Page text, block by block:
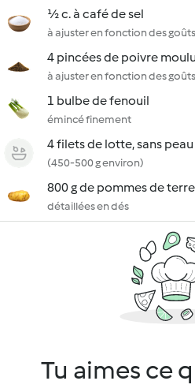
½ c. à café de sel
à ajuster en fonction des goûts
4 pincées de poivre moulu
à ajuster en fonction des goûts
1 bulbe de fenouil
émincé finement
4 filets de lotte, sans
(450-500 g environ)
800 g de pommes de terre
détaillées en dés
Tu aimes ce